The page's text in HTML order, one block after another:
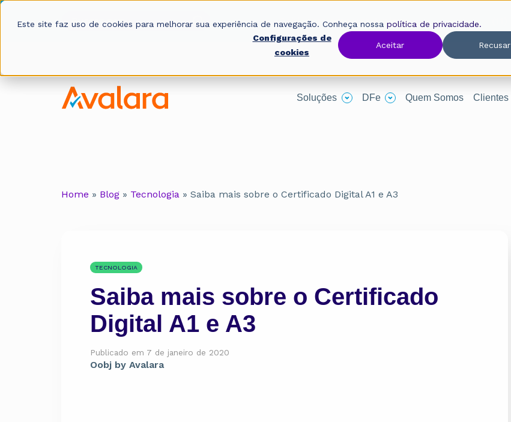
Este site faz uso de cookies para melhorar sua experiência de navegação. Conheça nossa política de privacidade.
Configurações de
cookies
Aceitar Recusar
Oobj, uma empresa Avalara.
Soluções DFe Quem Somos Clientes
Home » Blog » Tecnologia » Saiba mais sobre o Certificado Digital A1 e A3
TECNOLOGIA
Saiba mais sobre o Certificado
Digital A1 e A3
Publicado em 7 de janeiro de 2020
Oobj by Avalara